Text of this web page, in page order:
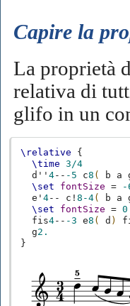
Capire la
La proprietà
relativa di
glifo in un
\relative
{
\time
3/4
d''4-- -5 c8 ( b a
\set
fontSize =
-
e'4-- c!8-4( b a
\set
fontSize = 0
fis4-- -3 e8 ( d )
g2.
}